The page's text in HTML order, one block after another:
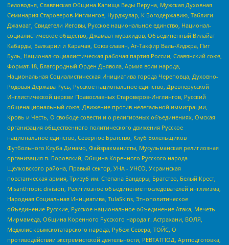
Беловодья, Славянская Община Капища Веды Перуна, Мужская Духовная
Семинария Староверов-Инглингов, Нурджулар, К Богодержавию, Таблиги
Джамаат, Свидетели Иеговы, Русское национальное единство, Национал-
социалистическое общество, Джамаат мувахидов, Объединенный Вилайат
Кабарды, Балкарии и Карачая, Союз славян, Ат-Такфир Валь-Хиджра, Пит
Буль, Национал-социалистическая рабочая партия России, Славянский союз,
Формат-18, Благородный Орден Дьявола, Армия воли народа,
Национальная Социалистическая Инициатива города Череповца, Духовно-
Родовая Держава Русь, Русское национальное единство, Древнерусской
Инглистической церкви Православных Староверов-Инглингов, Русский
общенациональный союз, Движение против нелегальной иммиграции,
Кровь и Честь, О свободе совести и о религиозных объединениях, Омская
организация общественного политического движения Русское
национальное единство, Северное Братство, Клуб Болельщиков
Футбольного Клуба Динамо, Файзрахманисты, Мусульманская религиозная
организация п. Боровский, Община Коренного Русского народа
Щелковского района, Правый сектор, УНА - УНСО, Украинская
повстанческая армия, Тризуб им. Степана Бандеры, Братство, Белый Крест,
Misanthropic division, Религиозное объединение последователей инглиизма,
Народная Социальная Инициатива, TulaSkins, Этнополитическое
объединение Русские, Русское национальное объединение Атака, Мечеть
Мирмамеда, Община Коренного Русского народа г. Астрахани, ВОЛЯ,
Меджлис крымскотатарского народа, Рубеж Севера, ТОЙС, О
противодействии экстремистской деятельности, РЕВТАТПОД, Артподготовка,